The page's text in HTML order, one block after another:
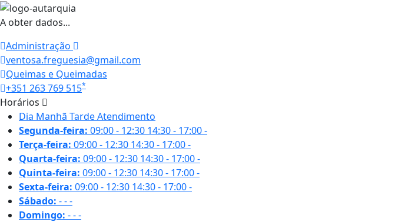
A obter dados...
Administração
ventosa.freguesia@gmail.com
Queimas e Queimadas
+351 263 769 515*
Horários
Dia Manhã TardeAtendimento
Segunda-feira: 09:00 - 12:30 14:30 - 17:00-
Terça-feira: 09:00 - 12:30 14:30 - 17:00-
Quarta-feira: 09:00 - 12:30 14:30 - 17:00-
Quinta-feira: 09:00 - 12:30 14:30 - 17:00-
Sexta-feira: 09:00 - 12:30 14:30 - 17:00-
Sábado: ---
Domingo: ---